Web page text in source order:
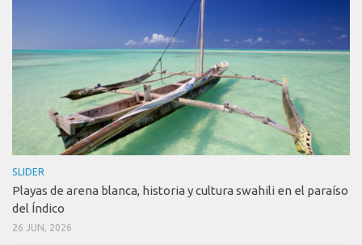
SLIDER
Playas de arena blanca, historia y cultura swahili en el paraíso
del Índico
26 JUN, 2026